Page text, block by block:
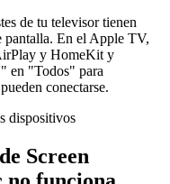
de tu televisor tienen
pantalla. En el Apple TV,
y HomeKit y
en "Todos" para
conectarse.
Screen